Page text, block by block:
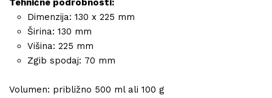
Tehnične podrobnosti:
Dimenzija: 130 x 225 mm
Širina: 130 mm
Višina: 225 mm
Zgib spodaj: 70 mm
Volumen: približno 500 ml ali 100 g